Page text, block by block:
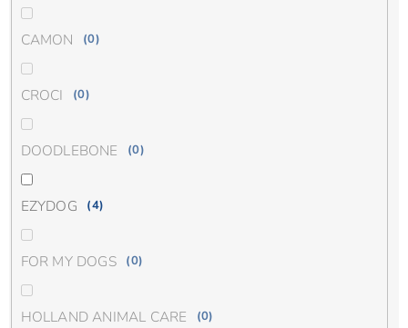
CAMON 0
CROCI 0
DOODLEBONE 0
EZYDOG 4
FOR MY DOGS 0
HOLLAND ANIMAL CARE 0